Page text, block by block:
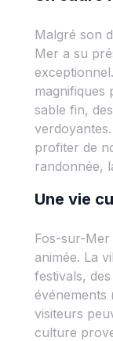
Malgré son
Mer a su
magnifiques
sable fin,
profiter de
randonnée,
Une vie
Fos-sur-
animée. La
festivals,
événements
visiteurs
culture